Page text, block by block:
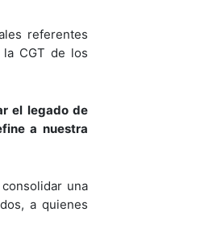
referentes
CGT de los
el legado de
a nuestra
una
a quienes